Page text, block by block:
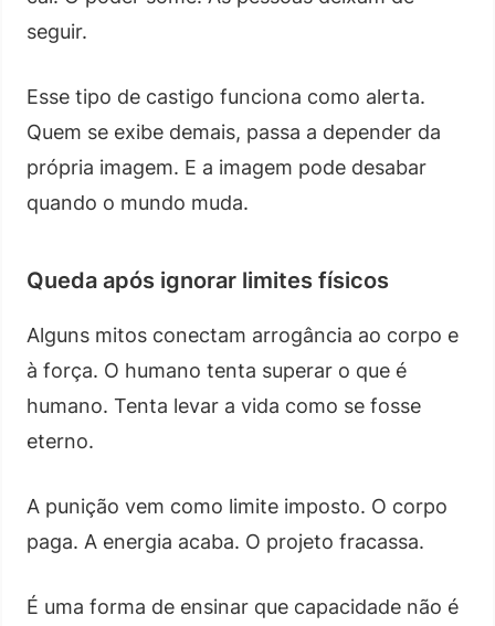
seguir.
Esse tipo de castigo funciona como alerta.
Quem se exibe demais, passa a depender da
própria imagem. E a imagem pode desabar
quando o mundo muda.
Queda após ignorar limites físicos
Alguns mitos conectam arrogância ao corpo e
à força. O humano tenta superar o que é
humano. Tenta levar a vida como se fosse
eterno.
A punição vem como limite imposto. O corpo
paga. A energia acaba. O projeto fracassa.
É uma forma de ensinar que capacidade não é